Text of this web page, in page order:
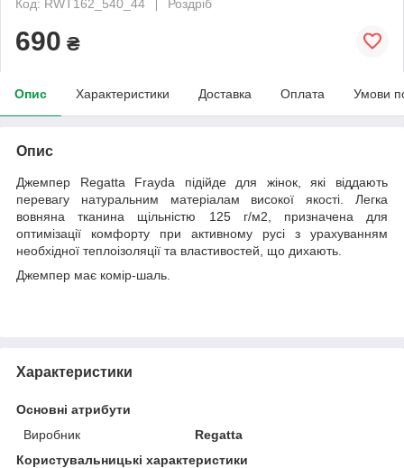
Код: RWT162_540_44
Роздріб
690 ₴
Опис Характеристики Доставка Оплата Умови
Опис
Джемпер Regatta Frayda підійде для жінок, які віддають
перевагу натуральним матеріалам високої якості. Легка
вовняна тканина щільністю 125 г/м2, призначена для
оптимізації комфорту при активному русі з урахуванням
необхідної теплоізоляції та властивостей, що дихають.
Джемпер має комір-шаль.
Характеристики
Основні атрибути
Виробник
Regatta
Користувальницькі характеристики